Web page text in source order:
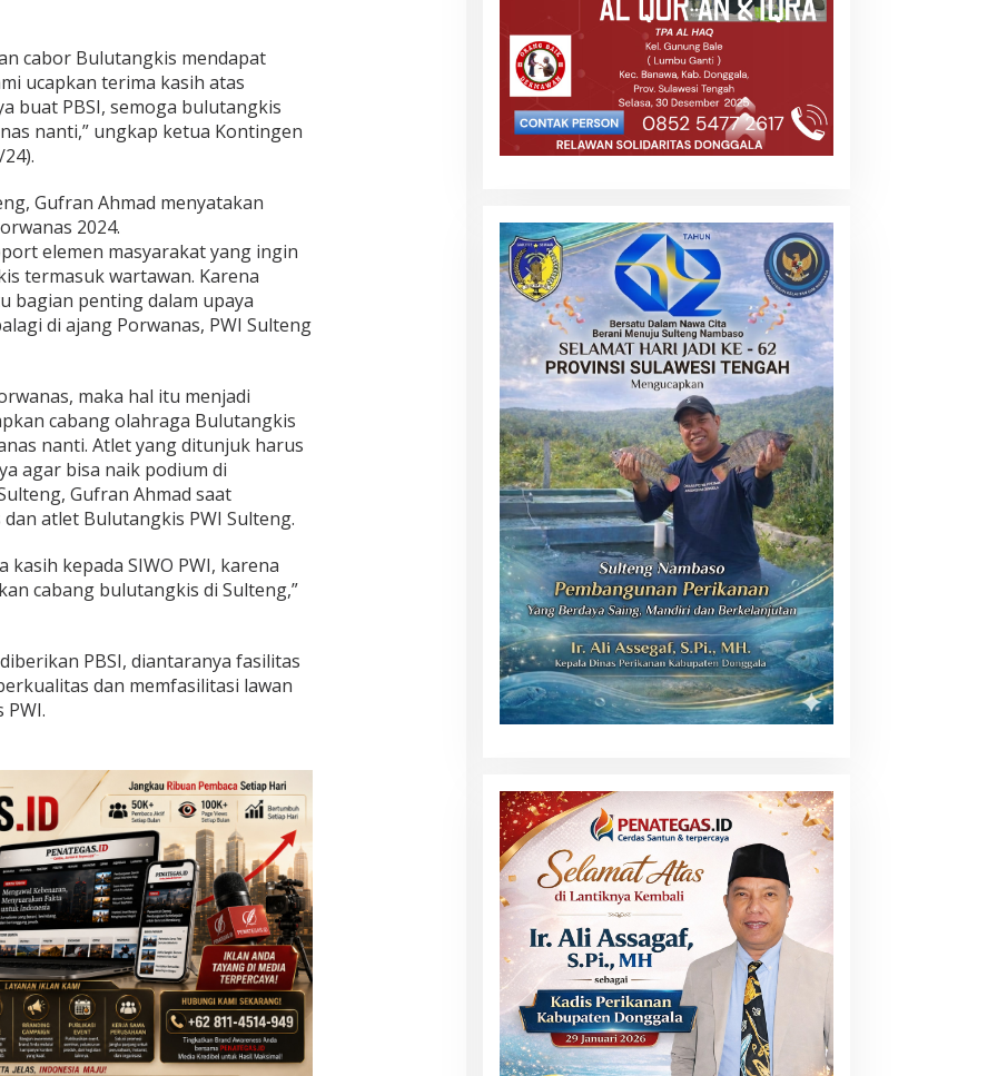
cabor Bulutangkis mendapat
ucapkan terima kasih atas
buat PBSI, semoga bulutangkis
nanti,” ungkap ketua Kontingen
Gufran Ahmad menyatakan
2024.
elemen masyarakat yang ingin
termasuk wartawan. Karena
bagian penting dalam upaya
di ajang Porwanas, PWI Sulteng
maka hal itu menjadi
cabang olahraga Bulutangkis
nanti. Atlet yang ditunjuk harus
agar bisa naik podium di
Gufran Ahmad saat
atlet Bulutangkis PWI Sulteng.
kepada SIWO PWI, karena
cabang bulutangkis di Sulteng,”
PBSI, diantaranya fasilitas
dan memfasilitasi lawan